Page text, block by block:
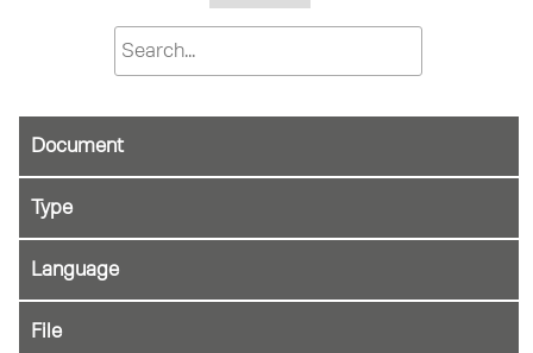
Document
File